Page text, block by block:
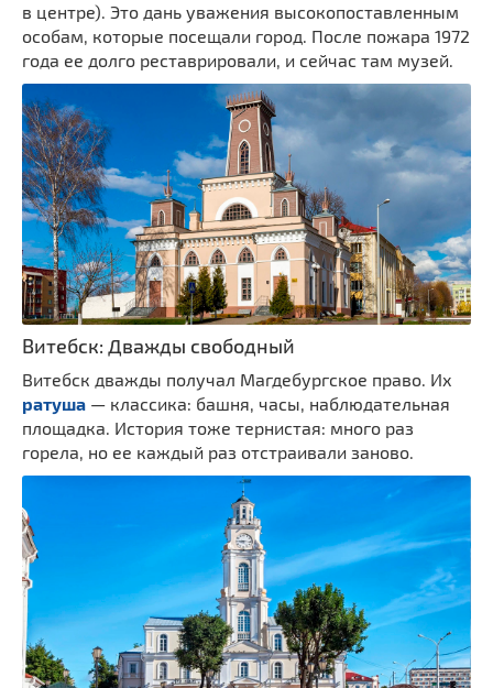
в центре). Это дань уважения высокопоставленным
особам, которые посещали город. После пожара 1972
года ее долго реставрировали, и сейчас там музей.
Витебск: Дважды свободный
Витебск дважды получал Магдебургское право. Их
ратуша — классика: башня, часы, наблюдательная
площадка. История тоже тернистая: много раз
горела, но ее каждый раз отстраивали заново.